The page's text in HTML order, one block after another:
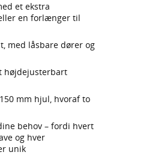
et ekstra
en forlænger til
med låsbare dører og
højdejusterbart
mm hjul, hvoraf to
behov – fordi hvert
og hver
unik